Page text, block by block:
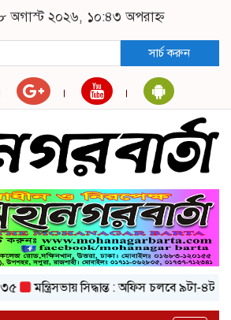
অগাস্ট ২০২৬, ১০:৪৩ অপরাহ্ন
সার্চ করুন
মন্ত্রিসভায় সিদ্ধান্ত : অফিস চলবে ৯টা-৪টা, মার্কেট